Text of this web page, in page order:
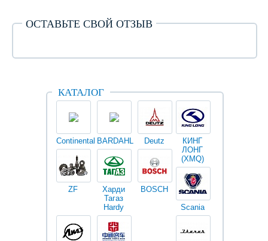
ОСТАВЬТЕ СВОЙ ОТЗЫВ
КАТАЛОГ
Continental BARDAHL Deutz
ZF
Харди
Тагаз
Hardy
BOSCH
КИНГ
ЛОНГ
(XMQ)
Scania